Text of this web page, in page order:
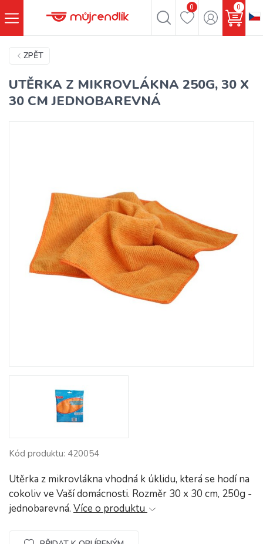
0 0
ZPĚT
UTĚRKA Z MIKROVLÁKNA 250G, 30 X
30 CM JEDNOBAREVNÁ
Kód produktu: 420054
Utěrka z mikrovlákna vhodná k úklidu, která se hodí na
cokoliv ve Vaší domácnosti. Rozměr 30 x 30 cm, 250g -
jednobarevná. Více o produktu